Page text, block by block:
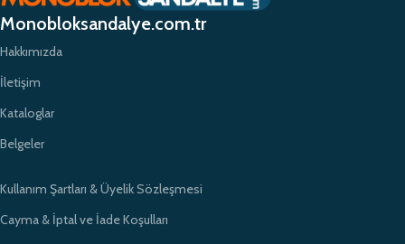
etkili çözümler sunarak sektörde öncü bir konumda yer almayı
amaçlıyoruz.
Monobloksandalye.com.tr
Hakkımızda
İletişim
Kataloglar
Belgeler
Kullanım Şartları & Üyelik Sözleşmesi
Cayma & İptal ve İade Koşulları